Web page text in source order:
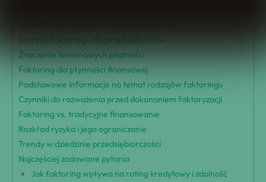
Korzyści faktoringu dla przedsiębiorców
Znaczenie terminowych płatności
Faktoring dla płynności finansowej
Podstawowe informacje na temat rodzajów faktoringu
Czynniki do rozważenia przed dokonaniem faktoryzacji
Faktoring vs. tradycyjne finansowanie
Rozkład ryzyka i jego ograniczanie
Trendy w dziedzinie przedsiębiorczości
Najczęściej zadawane pytania
Jak faktoring wpływa na rating kredytowy i zdolność